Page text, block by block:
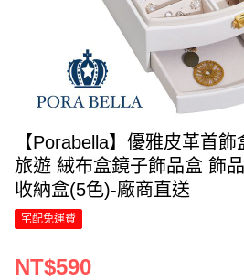
【Porabella】優雅皮革首
旅遊 絨布盒鏡子飾品盒 飾
收納盒(5色)-廠商直送
宅配免運費
NT$590